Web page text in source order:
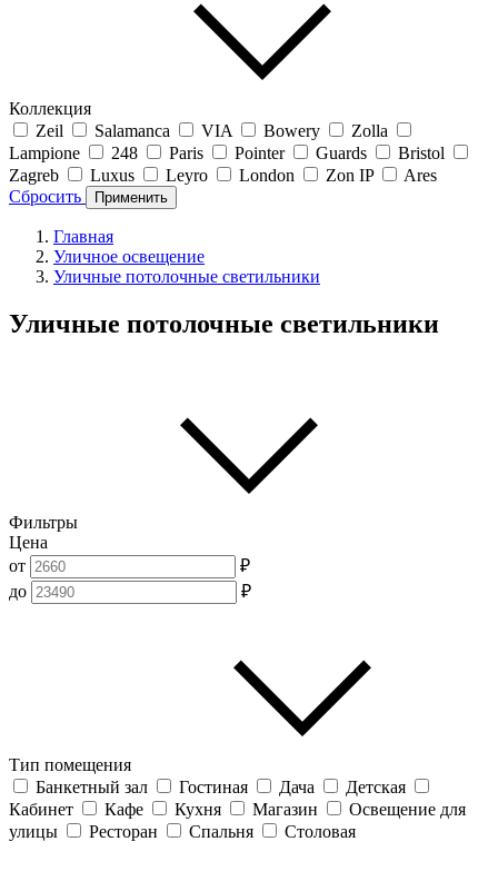
Коллекция
Zeil
Salamanca VIA Bowery
Zolla
Lampione
248 Paris Pointer Guards
Bristol
Zagreb
Luxus Leyro London Zon IP
Ares
Сбросить
Применить
Главная
Уличное освещение
Уличные потолочные светильники
Уличные потолочные светильники
Фильтры
Цена
от
₽
до
₽
Тип помещения
Банкетный зал
Гостиная Дача
Детская
Кабинет
Кафе Кухня Магазин
Освещение для
улицы
Ресторан Спальня Столовая